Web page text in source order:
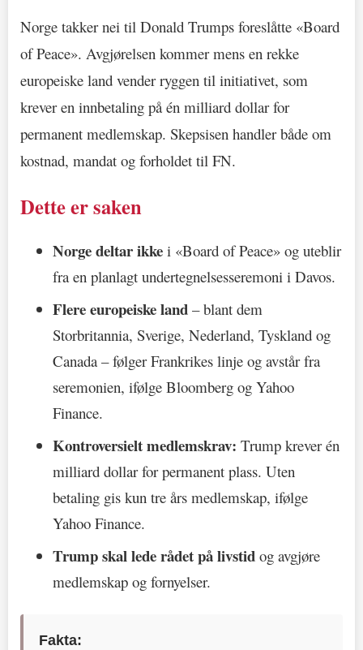
Norge takker nei til Donald Trumps foreslåtte «Board
of Peace». Avgjørelsen kommer mens en rekke
europeiske land vender ryggen til initiativet, som
krever en innbetaling på én milliard dollar for
permanent medlemskap. Skepsisen handler både om
kostnad, mandat og forholdet til FN.
Dette er saken
Norge deltar ikke i «Board of Peace» og uteblir
fra en planlagt undertegnelsesseremoni i Davos.
Flere europeiske land – blant dem
Storbritannia, Sverige, Nederland, Tyskland og
Canada – følger Frankrikes linje og avstår fra
seremonien, ifølge Bloomberg og Yahoo
Finance.
Kontroversielt medlemskrav: Trump krever én
milliard dollar for permanent plass. Uten
betaling gis kun tre års medlemskap, ifølge
Yahoo Finance.
Trump skal lede rådet på livstid og avgjøre
medlemskap og fornyelser.
Fakta: